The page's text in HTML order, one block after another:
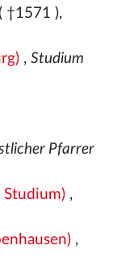
†1571 ),
, Studium
Pfarrer
Studium),
,